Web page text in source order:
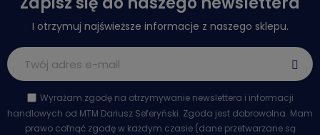
I otrzymuj najświeższe informacje z naszego sklepu.
Wyrażam zgodę na otrzymywanie newslettera i informacji
handlowych od MTM Dariusz Seferyński. Zgoda jest dobrowolna. Mam
prawo cofnąć zgodę w każdym czasie (dane przetwarzane są